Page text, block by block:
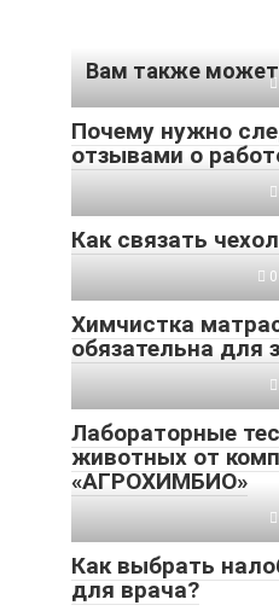
Вам также может
Почему нужно
отзывами о
Как связать
0
Химчистка
обязательна для
Лабораторные
животных от
«АГРОХИМБИО»
Как выбрать
для врача?